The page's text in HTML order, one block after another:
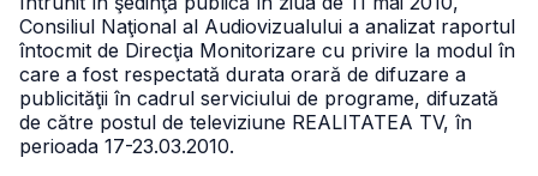
Consiliul Naţional al Audiovizualului a analizat raportul
întocmit de Direcţia Monitorizare cu privire la modul în
care a fost respectată durata orară de difuzare a
publicităţii în cadrul serviciului de programe, difuzată
de către postul de televiziune REALITATEA TV, în
perioada 17-23.03.2010.